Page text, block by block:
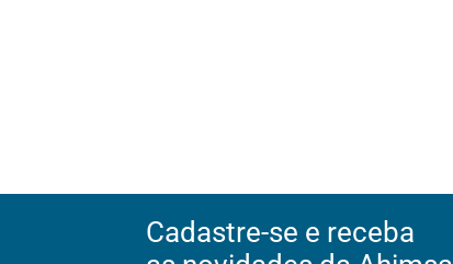
Cadastre-se e receba